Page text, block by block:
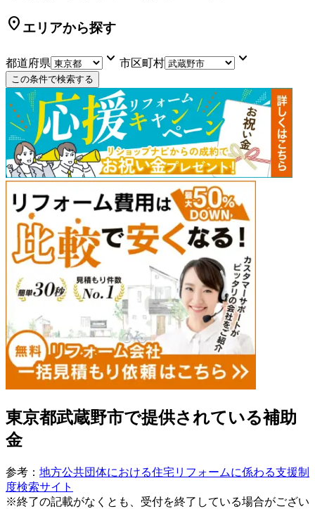
location_on エリアから探す
都道府県 keyboard_arrow_down 市区町村 keyboard_arrow_down
この条件で検索する
東京都武蔵野市で提供されている補助
金
参考： 地方公共団体における住宅リフォームに係わる支援制
度検索サイト
※終了の記載がなくとも、受付を終了している場合がござい